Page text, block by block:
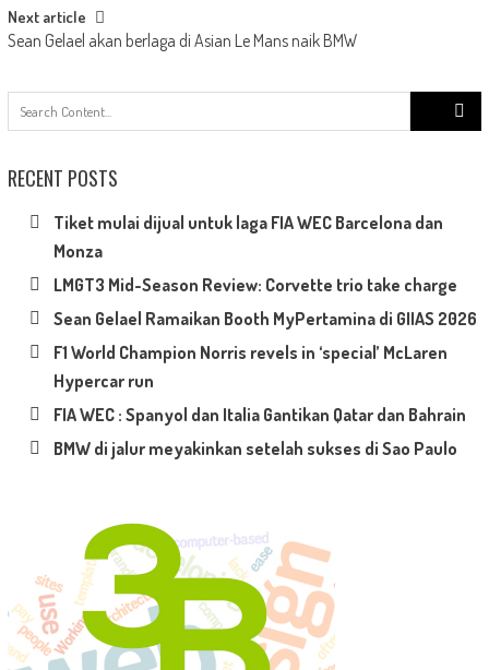
Next article
Sean Gelael akan berlaga di Asian Le Mans naik BMW
Search
RECENT POSTS
Tiket mulai dijual untuk laga FIA WEC Barcelona dan
Monza
LMGT3 Mid-Season Review: Corvette trio take charge
Sean Gelael Ramaikan Booth MyPertamina di GIIAS 2026
F1 World Champion Norris revels in ‘special’ McLaren
Hypercar run
FIA WEC : Spanyol dan Italia Gantikan Qatar dan Bahrain
BMW di jalur meyakinkan setelah sukses di Sao Paulo